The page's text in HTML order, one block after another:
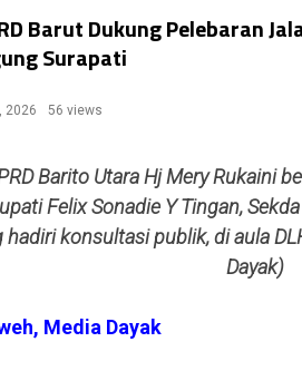
Barut Dukung Pelebaran
Surapati
2026
56 views
Barito Utara Hj Mery Rukaini
Felix Sonadie Y Tingan,
hadiri konsultasi publik, di aula
Dayak)
Media Dayak